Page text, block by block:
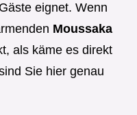
eignet. Wenn
Moussaka
als käme es direkt
Sie hier genau